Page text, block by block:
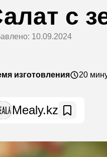
с
10.09.2024
изготовления 20
Mealy.kz